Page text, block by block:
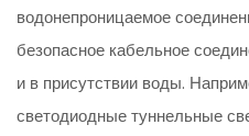
водонепроницаемое
безопасное кабельное
и в присутствии воды.
светодиодные туннельные